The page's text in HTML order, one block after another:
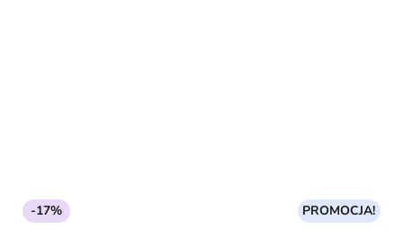
-17% PROMOCJA!